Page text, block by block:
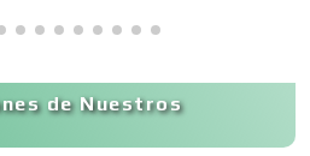
y Alfombras
de Nuestros